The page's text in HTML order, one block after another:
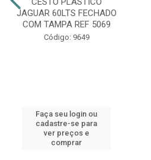
JAGUAR 60LTS FECHADO
COM TAMPA REF 5069
Código: 9649
Faça seu login ou
cadastre-se para
ver preços e
comprar